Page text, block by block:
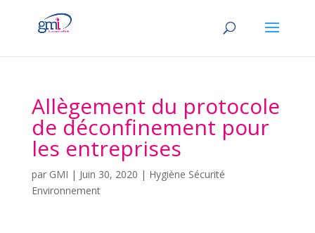
Allègement du protocole
de déconfinement pour
les entreprises
par GMI | Juin 30, 2020 | Hygiène Sécurité
Environnement